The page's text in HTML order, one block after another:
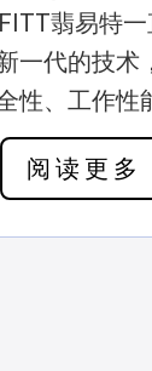
翡易特
一代的技术
性、工作性
阅读更多